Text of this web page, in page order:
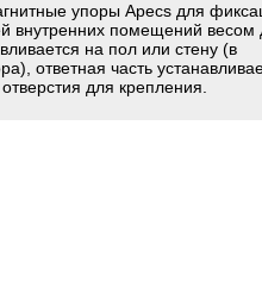
упоры Apecs для
внутренних помещений весом
на пол или стену (в
ответная часть
для крепления.